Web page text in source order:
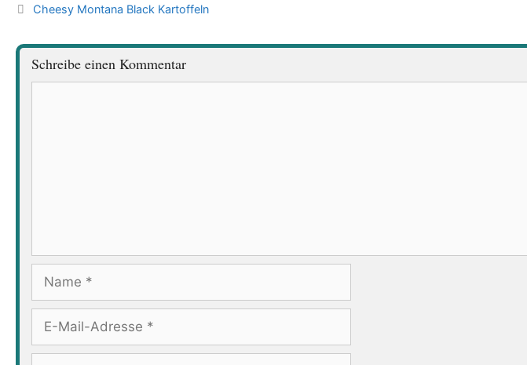
Cheesy Montana Black Kartoffeln
Schreibe einen Kommentar
Mail-
Adresse